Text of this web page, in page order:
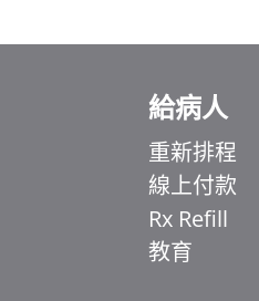
給病人
重新排程
線上付款
Rx Refill
教育